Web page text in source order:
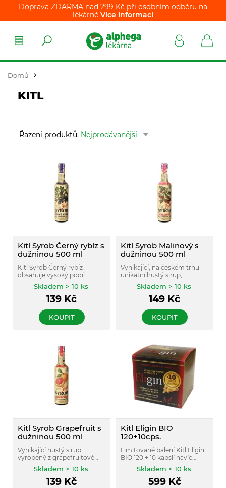
Doprava ZDARMA nad 299 Kč při osobním odběru na
lékárně Více informací
Domů
KITL
Řazení produktů: Nejprodávanější
Kitl Syrob Černý rybíz s
dužninou 500 ml
Kitl Syrob Černý rybíz
obsahuje vysoký podíl
ovocné složky. Vyrobeno z
ovocné šťávy a dužniny.
Skladem > 10 ks
139 Kč
KOUPIT
Kitl Syrob Malinový s
dužninou 500 ml
Vynikající, na českém trhu
unikátní hustý sirup,
vyrobený z malinové šťávy a
malinové dužniny. Obsahuje
vysoký podíl ovocné složky.
Skladem > 10 ks
149 Kč
KOUPIT
Kitl Syrob Grapefruit s
dužninou 500 ml
Vynikající hustý sirup
vyrobený z grapefruitové
šťávy a grapefruitové
dužniny.Skladem > 10 ks
139 Kč
Kitl Eligin BIO
120+10cps.
Limitované balení Kitl Eligin
BIO 120 + 10 kapslí navíc.
Eligin je extra silný zázvor na
podporu imunity s
vitamínem C.
Skladem < 10 ks
599Kč